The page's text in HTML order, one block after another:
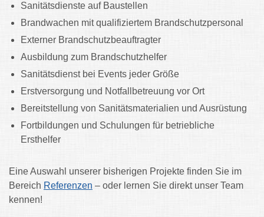
Sanitätsdienste auf Baustellen
Brandwachen mit qualifiziertem Brandschutzpersonal
Externer Brandschutzbeauftragter
Ausbildung zum Brandschutzhelfer
Sanitätsdienst bei Events jeder Größe
Erstversorgung und Notfallbetreuung vor Ort
Bereitstellung von Sanitätsmaterialien und Ausrüstung
Fortbildungen und Schulungen für betriebliche
Ersthelfer
Eine Auswahl unserer bisherigen Projekte finden Sie im
Bereich Referenzen – oder lernen Sie direkt unser Team
kennen!